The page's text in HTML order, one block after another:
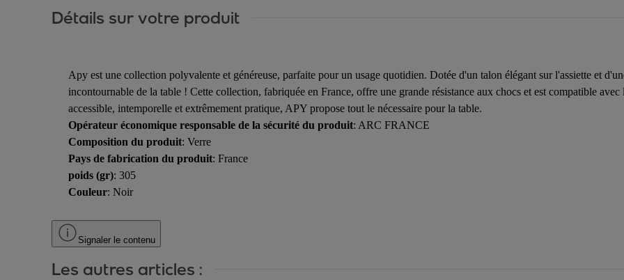
Détails sur votre produit
Apy est une collection polyvalente et généreuse, parfaite pour un usage quotidien. Dotée d'un talon élégant sur l'assiette et
incontournable de la table ! Cette collection, fabriquée en France, offre une grande résistance aux chocs et est compatible
accessible, intemporelle et extrêmement pratique, APY propose tout le nécessaire pour la table.
Opérateur économique responsable de la sécurité du produit: ARC FRANCE
Composition du produit: Verre
Pays de fabrication du produit: France
poids (gr): 305
Couleur: Noir
Signaler le contenu
Les autres articles :